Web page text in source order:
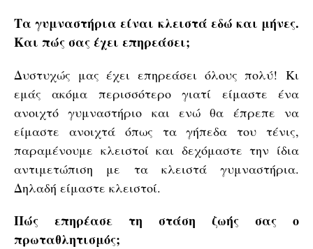
Τα γυμναστήρια είναι κλειστά εδώ και μήνες.
Και πώς σας έχει επηρεάσει;
Δυστυχώς μας έχει επηρεάσει όλους πολύ! Κι
εμάς ακόμα περισσότερο γιατί είμαστε ένα
ανοιχτό γυμναστήριο και ενώ θα έπρεπε να
είμαστε ανοιχτά όπως τα γήπεδα του τένις,
παραμένουμε κλειστοί και δεχόμαστε την ίδια
αντιμετώπιση με τα κλειστά γυμναστήρια.
Δηλαδή είμαστε κλειστοί.
Πώς επηρέασε τη στάση ζωής σας ο
πρωταθλητισμός;